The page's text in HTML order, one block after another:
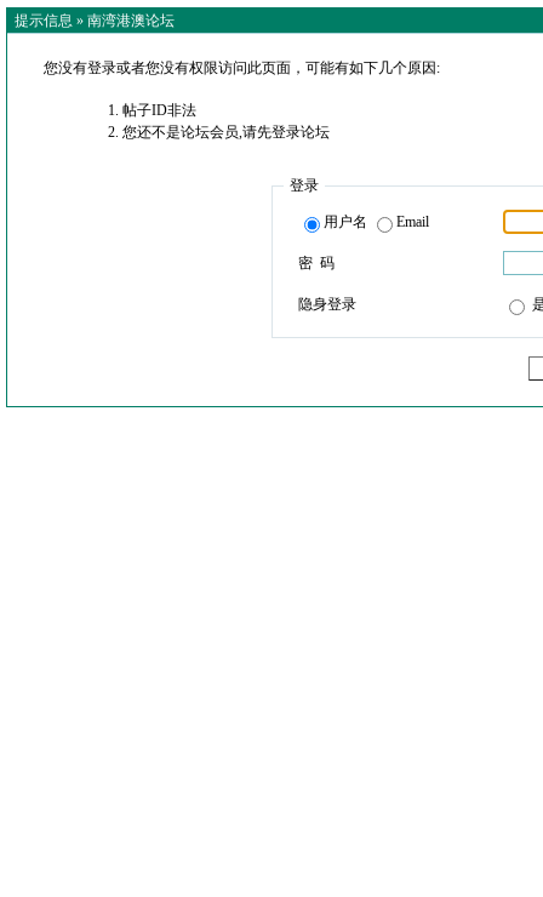
提示信息 » 南湾港澳论坛
您没有登录或者您没有权限访问此页面，可能有如下几个原因:
帖子ID非法
您还不是论坛会员,请先登录论坛
登录
用户名 Email
密 码
隐身登录